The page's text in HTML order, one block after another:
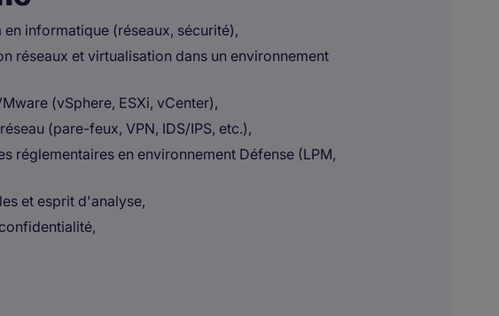
informatique (réseaux, sécurité),
réseaux et virtualisation dans un environnement
(vSphere, ESXi, vCenter),
(pare-feux, VPN, IDS/IPS, etc.),
réglementaires en environnement Défense (LPM,
et esprit d'analyse,